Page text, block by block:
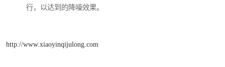
行，以达到的降噪效果。
http://www.xiaoyinqijulong.com